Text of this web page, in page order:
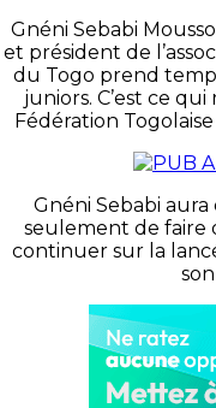
Gnéni Sebabi
et président de
du Togo prend
juniors. C’est ce
Fédération
Gnéni Sebabi
seulement de faire
continuer sur la